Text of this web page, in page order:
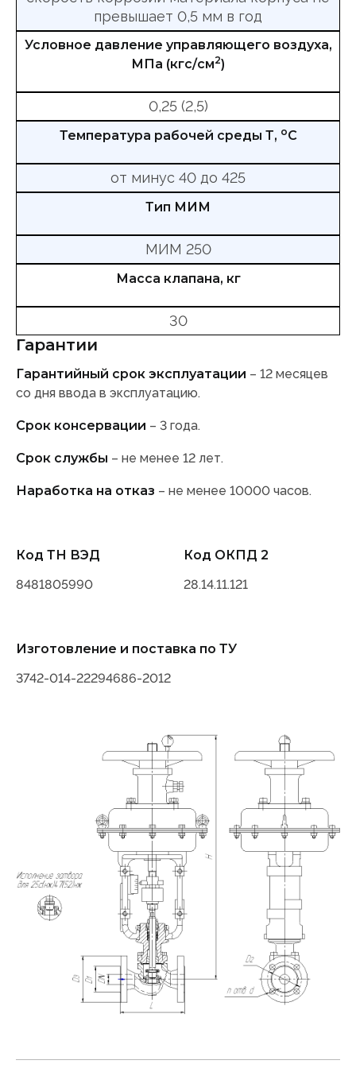
превышает 0,5 мм в год
Условное давление управляющего воздуха,
МПа (кгс/см2)
0,25 (2,5)
Температура рабочей среды Т, оС
от минус 40 до 425
Тип МИМ
МИМ 250
Масса клапана, кг
30
Гарантии
Гарантийный срок эксплуатации – 12 месяцев
со дня ввода в эксплуатацию.
Срок консервации – 3 года.
Срок службы – не менее 12 лет.
Наработка на отказ – не менее 10000 часов.
Код ТН ВЭД
8481805990
Код ОКПД 2
28.14.11.121
Изготовление и поставка по ТУ
3742-014-22294686-2012